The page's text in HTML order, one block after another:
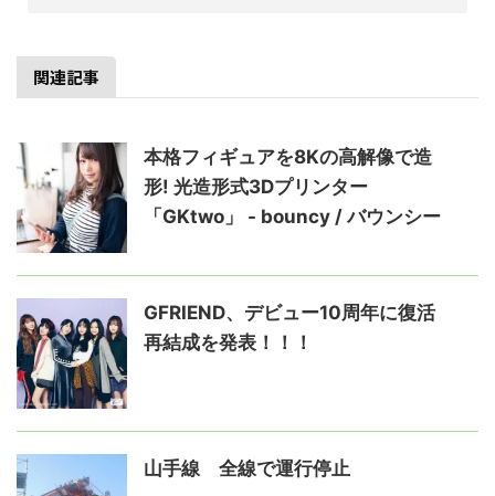
関連記事
本格フィギュアを8Kの高解像で造
形! 光造形式3Dプリンター
「GKtwo」 - bouncy / バウンシー
GFRIEND、デビュー10周年に復活
再結成を発表！！！
山手線 全線で運行停止